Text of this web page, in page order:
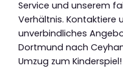
Service und unserem
Verhältnis. Kontaktiere
unverbindliches
Dortmund nach
Umzug zum Kinderspiel!